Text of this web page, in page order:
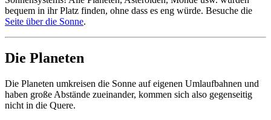
bequem in ihr Platz finden, ohne dass es eng würde. Besuche die
Seite über die Sonne.
Die Planeten
Die Planeten umkreisen die Sonne auf eigenen Umlaufbahnen und
haben große Abstände zueinander, kommen sich also gegenseitig
nicht in die Quere.